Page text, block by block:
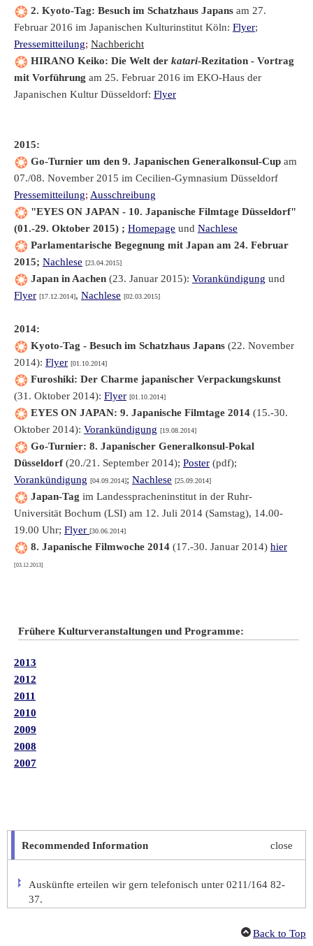
2. Kyoto-Tag: Besuch im Schatzhaus Japans am 27.
Februar 2016 im Japanischen Kulturinstitut Köln: Flyer;
Pressemitteilung; Nachbericht
HIRANO Keiko: Die Welt der katari-Rezitation - Vortrag
mit Vorführung am 25. Februar 2016 im EKO-Haus der
Japanischen Kultur Düsseldorf: Flyer
2015:
Go-Turnier um den 9. Japanischen Generalkonsul-Cup am
07./08. November 2015 im Cecilien-Gymnasium Düsseldorf
Pressemitteilung; Ausschreibung
"EYES ON JAPAN - 10. Japanische Filmtage Düsseldorf"
(01.-29. Oktober 2015) ; Homepage und Nachlese
Parlamentarische Begegnung mit Japan am 24. Februar
2015; Nachlese [23.04.2015]
Japan in Aachen (23. Januar 2015): Vorankündigung und
Flyer [17.12.2014], Nachlese [02.03.2015]
2014:
Kyoto-Tag - Besuch im Schatzhaus Japans (22. November
2014): Flyer [01.10.2014]
Furoshiki: Der Charme japanischer Verpackungskunst
(31. Oktober 2014): Flyer [01.10.2014]
EYES ON JAPAN: 9. Japanische Filmtage 2014 (15.-30.
Oktober 2014): Vorankündigung [19.08.2014]
Go-Turnier: 8. Japanischer Generalkonsul-Pokal
Düsseldorf(20./21. September 2014); Poster (pdf);
Vorankündigung [04.09.2014]; Nachlese [25.09.2014]
Japan-Tag im Landesspracheninstitut in der Ruhr-
Universität Bochum (LSI) am 12. Juli 2014 (Samstag), 14.00-
19.00 Uhr; Flyer [30.06.2014]
8. Japanische Filmwoche 2014 (17.-30. Januar 2014) hier
[03.12.2013]
Frühere Kulturveranstaltungen und Programme:
2013
2012
2011
2010
2009
2008
2007
Recommended Information close
Auskünfte erteilen wir gern telefonisch unter 0211/164 82-
37.
Back to Top